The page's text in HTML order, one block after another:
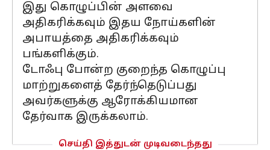
இது கொழுப்பின் அளவை
அதிகரிக்கவும் இதய நோய்களின்
அபாயத்தை அதிகரிக்கவும்
பங்களிக்கும்.
டோஃபு போன்ற குறைந்த கொழுப்பு
மாற்றுகளைத் தேர்ந்தெடுப்பது
அவர்களுக்கு ஆரோக்கியமான
தேர்வாக இருக்கலாம்.
செய்தி இத்துடன் முடிவடைந்தது